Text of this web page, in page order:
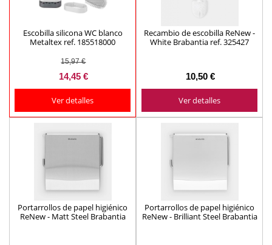
Escobilla silicona WC blanco
Metaltex ref. 185518000
15,97 €
14,45 €
Ver detalles
Recambio de escobilla ReNew -
White Brabantia ref. 325427
10,50 €
Ver detalles
Portarrollos de papel higiénico
ReNew - Matt Steel Brabantia
Portarrollos de papel higiénico
ReNew - Brilliant Steel Brabantia